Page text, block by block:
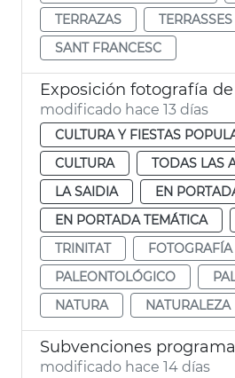
TERRAZAS
TERRASSES
SANT FRANCESC
modificado hace 13 días
CULTURA Y FIESTAS
CULTURA
TODAS LAS
LA SAIDIA
EN
EN PORTADA TEMÁTICA
TRINITAT
FOTOGRAFÍA
PALEONTOLÓGICO
NATURA
NATURALEZA
modificado hace 14 días